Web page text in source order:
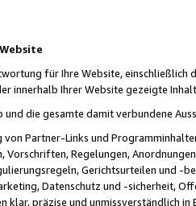
für Ihre Website,
innerhalb Ihrer Website gezeigte
und die gesamte damit verbundene
von Partner-Links und
Vorschriften, Regelungen,
Gerichtsurteilen und -
Datenschutz und -sicherheit,
klar, präzise und unmissverständlich